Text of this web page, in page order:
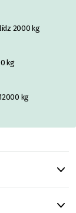
2000 kg
kg
kg